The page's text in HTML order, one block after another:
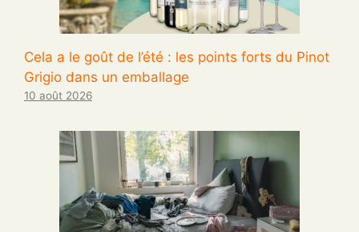
Cela a le goût de l’été : les points forts du Pinot
Grigio dans un emballage
10 août 2026